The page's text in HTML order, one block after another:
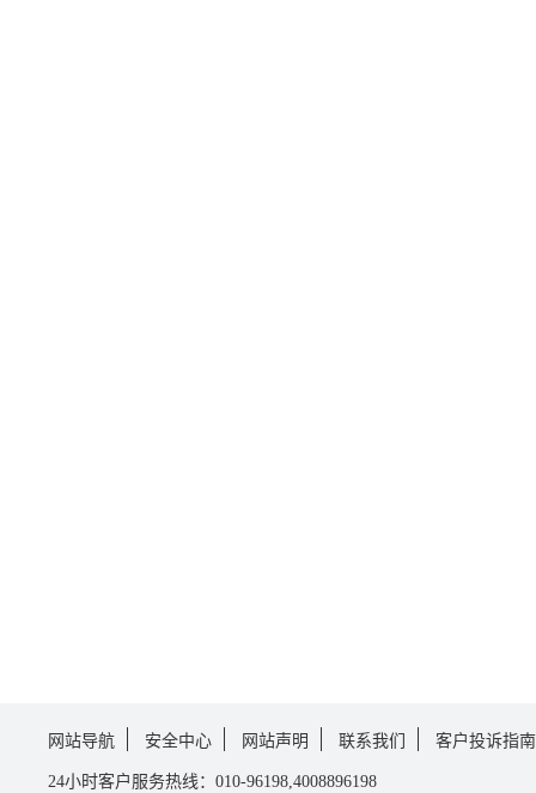
网站导航 安全中心 网站声明 联系我们 客户投诉指南
24小时客户服务热线：010-96198,4008896198